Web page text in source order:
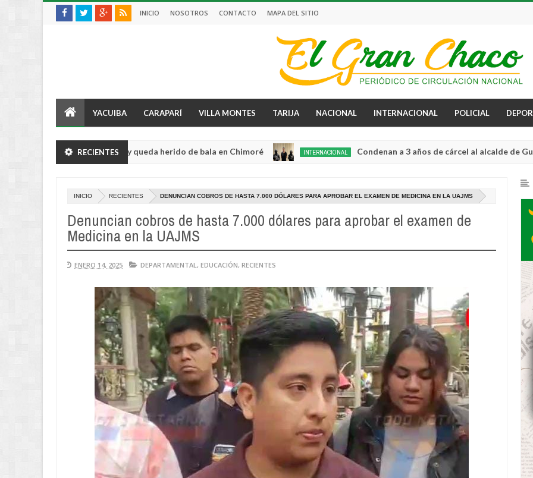
INICIO NOSOTROS CONTACTO MAPA DEL SITIO
YACUIBA CARAPARÍ VILLA MONTES TARIJA NACIONAL INTERNACIONAL POLICIAL
RECIENTES
sufre violento robo y queda herido de bala en Chimoré INTERNACIONAL Condenan a 3 años de cárcel al alcalde de
INICIO RECIENTES DENUNCIAN COBROS DE HASTA 7.000 DÓLARES PARA APROBAR EL EXAMEN DE MEDICINA EN LA UAJMS
Denuncian cobros de hasta 7.000 dólares para aprobar el examen de
Medicina en la UAJMS
ENERO 14, 2025 DEPARTAMENTAL , EDUCACIÓN, RECIENTES